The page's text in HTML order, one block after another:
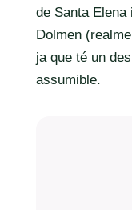
de Santa
Dolmen
ja que té un
assumible.